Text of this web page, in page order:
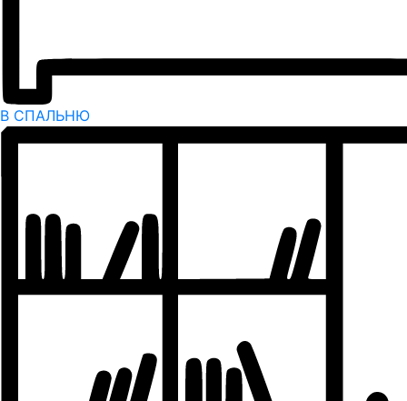
В СПАЛЬНЮ